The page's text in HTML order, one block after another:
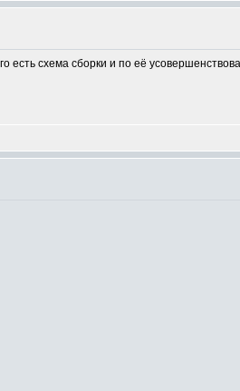
есть схема сборки и по её